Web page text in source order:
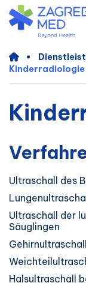
Kinderradiologie
Ultraschall des
Ultraschall der
Säuglingen
Halsultraschall